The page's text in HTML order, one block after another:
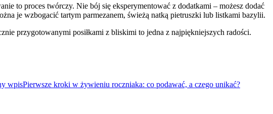
to proces twórczy. Nie bój się eksperymentować z dodatkami – możesz dodać
je wzbogacić tartym parmezanem, świeżą natką pietruszki lub listkami bazylii.
przygotowanymi posiłkami z bliskimi to jedna z najpiękniejszych radości.
wpisPierwsze kroki w żywieniu roczniaka: co podawać, a czego unikać?